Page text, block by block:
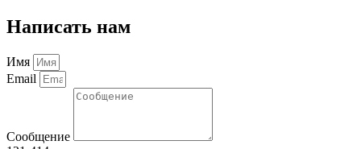
Написать нам
Имя
Email
Сообщение